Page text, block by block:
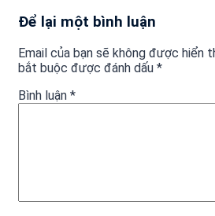
Để lại một bình luận
Email của bạn sẽ không được hiển
bắt buộc được đánh dấu *
Bình luận *